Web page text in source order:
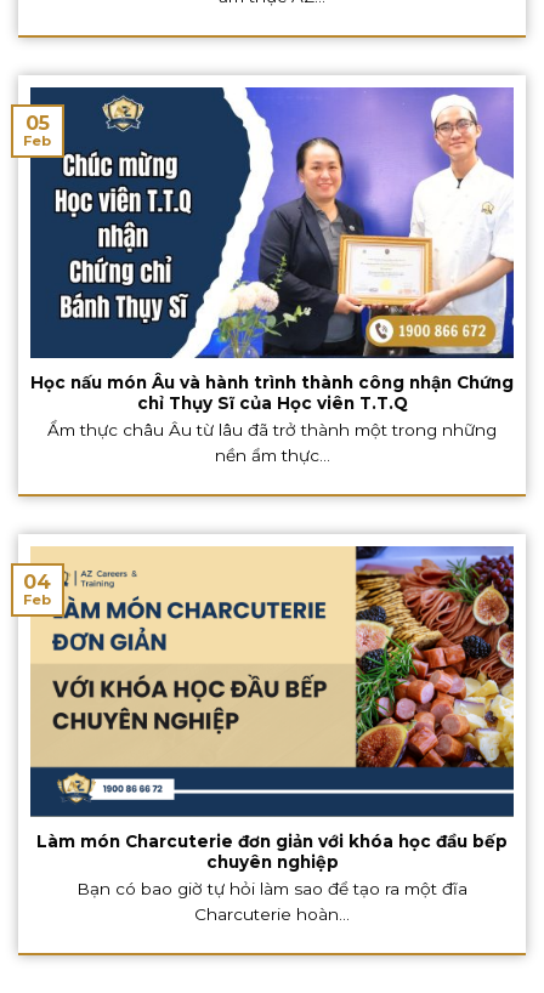
Học nấu món Âu và hành trình thành công nhận Chứng
chỉ Thụy Sĩ của Học viên T.T.Q
Ẩm thực châu Âu từ lâu đã trở thành một trong những
nền ẩm thực...
05
Feb
Làm món Charcuterie đơn giản với khóa học đầu bếp
chuyên nghiệp
Bạn có bao giờ tự hỏi làm sao để tạo ra một đĩa
Charcuterie hoàn...
04
Feb